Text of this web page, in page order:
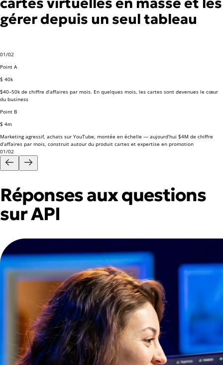
gérer depuis un seul tableau
01/02
Point A
$ 40k
$40–50k de chiffre d’affaires par mois. En quelques mois, les cartes sont devenues le cœur
du business
Point B
$ 4m
Marketing agressif, achats sur YouTube, montée en échelle — aujourd’hui $4M de chiffre
d’affaires par mois, construit autour du produit cartes et expertise en promotion
01/02
Réponses aux questions
sur API